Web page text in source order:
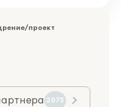
проект
2075